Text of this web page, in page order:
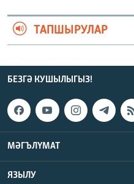
ТАПШЫРУЛАР
БЕЗГӘ КУШЫЛЫГЫЗ!
МӘГЪЛҮМАТ
ЯЗЫЛУ